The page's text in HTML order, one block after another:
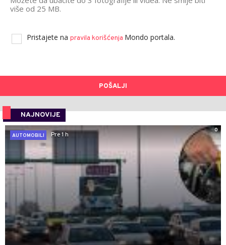
više od 25 MB.
Pristajete na pravila korišćenja Mondo portala.
POŠALJI
NAJNOVIJE
0
AUTOMOBILI
Pre 1 h